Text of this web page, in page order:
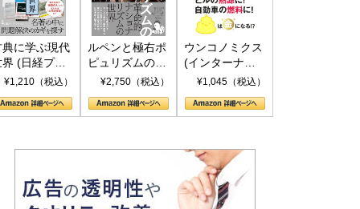
典に学ぶ現代
界 (日経プレ
アシリーズ)
¥1,210（税込）
ルペンと極右ポ
ピュリズムの時
代：〈ヤヌス〉
¥2,750（税込）
ウンコノミクス
(インターナシ
ョナル新書)
¥1,045（税込）